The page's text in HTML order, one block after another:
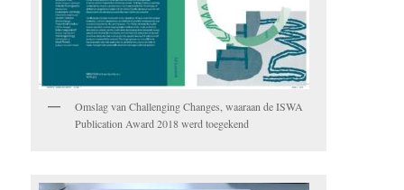
Omslag van Challenging Changes, waaraan de ISWA
Publication Award 2018 werd toegekend